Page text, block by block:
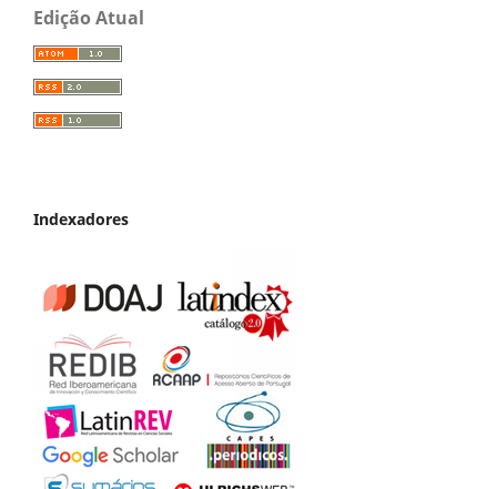
Edição Atual
Indexadores